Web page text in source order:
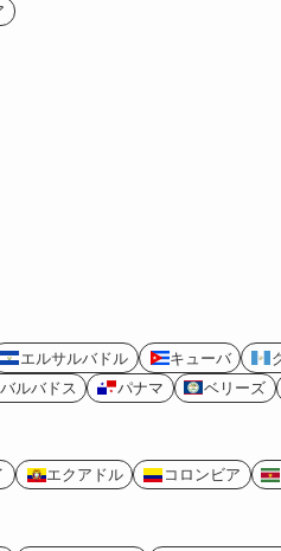
エルサルバドル キューバ
バルバドス パナマ ベリーズ
エクアドル コロンビア